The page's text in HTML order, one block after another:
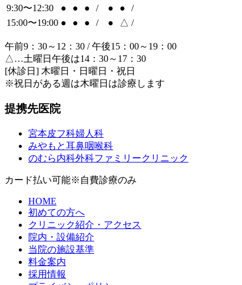
9:30〜12:30
● ● ● / ● ●
/
15:00〜19:00 ● ● ● / ● △ /
午前9：30～12：30 / 午後15：00～19：00
△…土曜日午後は14：30～17：30
[休診日] 木曜日・日曜日・祝日
※祝日がある週は木曜日は診療します
提携先医院
宮本皮フ科婦人科
みやもと耳鼻咽喉科
のむら内科外科ファミリークリニック
カード払い可能※自費診療のみ
HOME
初めての方へ
クリニック紹介・アクセス
院内・設備紹介
当院の施設基準
料金案内
採用情報